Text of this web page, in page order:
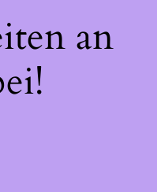
an